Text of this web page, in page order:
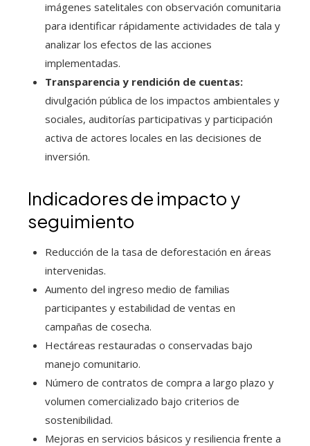
imágenes satelitales con observación comunitaria
para identificar rápidamente actividades de tala y
analizar los efectos de las acciones
implementadas.
Transparencia y rendición de cuentas:
divulgación pública de los impactos ambientales y
sociales, auditorías participativas y participación
activa de actores locales en las decisiones de
inversión.
Indicadores de impacto y
seguimiento
Reducción de la tasa de deforestación en áreas
intervenidas.
Aumento del ingreso medio de familias
participantes y estabilidad de ventas en
campañas de cosecha.
Hectáreas restauradas o conservadas bajo
manejo comunitario.
Número de contratos de compra a largo plazo y
volumen comercializado bajo criterios de
sostenibilidad.
Mejoras en servicios básicos y resiliencia frente a